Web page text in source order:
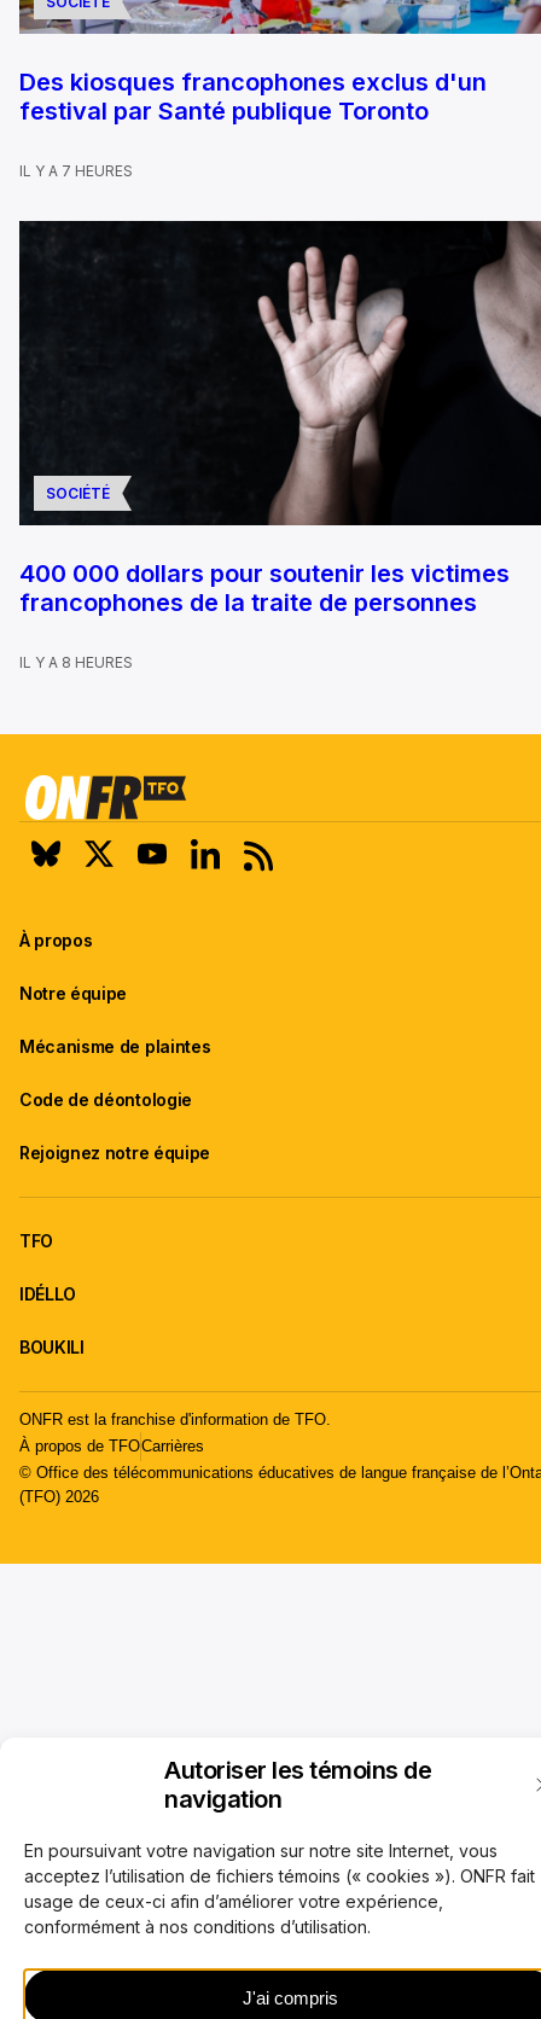
Autoriser les témoins de
navigation
En poursuivant votre navigation sur notre site Internet, vous
acceptez l’utilisation de fichiers témoins (« cookies »). ONFR fait
usage de ceux-ci afin d’améliorer votre expérience,
conformément à nos conditions d’utilisation.
J'ai compris
Des kiosques francophones exclus d'un
festival par Santé publique Toronto
IL Y A 7 HEURES
SOCIÉTÉ
400 000 dollars pour soutenir les victimes
francophones de la traite de personnes
IL Y A 8 HEURES
À propos
Notre équipe
Mécanisme de plaintes
Code de déontologie
Rejoignez notre équipe
TFO
IDÉLLO
BOUKILI
ONFR est la franchise d'information de TFO.
À propos de TFOCarrières
© Office des télécommunications éducatives de langue française de
(TFO) 2026